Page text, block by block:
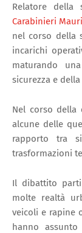
Relatore della
Carabinieri
nel corso della
incarichi
maturando
sicurezza e
Nel corso della
alcune delle
rapporto tra
trasformazioni
Il dibattito
molte realtà
veicoli e rapine
hanno